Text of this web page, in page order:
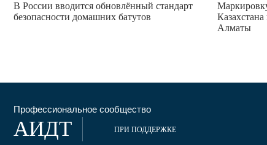
В России вводится обновлённый стандарт
безопасности домашних батутов
Алматы
Профессиональное сообщество
АИДТ ПРИ ПОДДЕРЖКЕ